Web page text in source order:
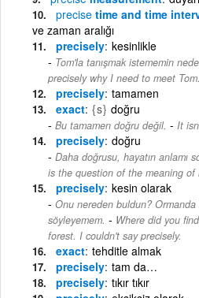
precise time and time
ve zaman aralığı
precisely kesinlikle
Tom'la tanışmak istememin
precisely why I need to meet Tom.
precisely tamamen
exact {s} doğru
Bu tamamen doğru değil. - It
precisely doğru
Daha doğrusu, hayatın anlamı
is the question of the meaning of
precisely kesin olarak
Onu nereden buldun?
söyleyemem. - Where did you
forest. I couldn't say precisely.
exact tehditle almak
precisely tam da…
precisely tıkır tıkır